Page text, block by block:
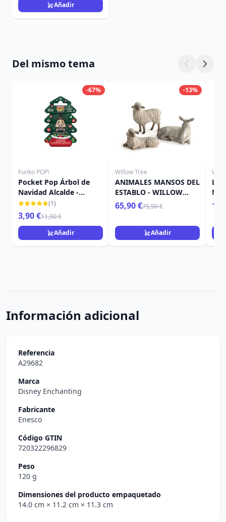
Añadir
Del mismo tema
-67%
Funko POP!
Pocket Pop Árbol de
Navidad Alcalde -
Disney Pesadilla antes
Navidad
(1)
3,90 €11,90 €
Añadir
-13%
Willow Tree
ANIMALES MANSOS DEL
ESTABLO - WILLOW
TREE
65,90 €75,90 €
Añadir
LA
Información adicional
Referencia
A29682
Marca
Disney Enchanting
Fabricante
Enesco
Código GTIN
720322296829
Peso
120 g
Dimensiones del producto empaquetado
14.0 cm × 11.2 cm × 11.3 cm